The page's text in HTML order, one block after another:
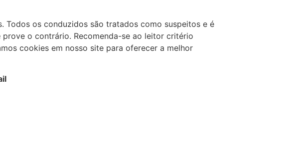
Todos os conduzidos são tratados como suspeitos e é
prove o contrário. Recomenda-se ao leitor critério
cookies em nosso site para oferecer a melhor